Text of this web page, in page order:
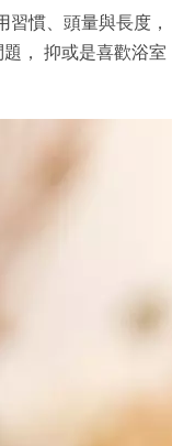
慣、頭量與長度，
， 抑或是喜歡浴室